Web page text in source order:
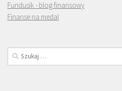
Fundusik - blog finansowy
Finanse na medal
Szukaj: